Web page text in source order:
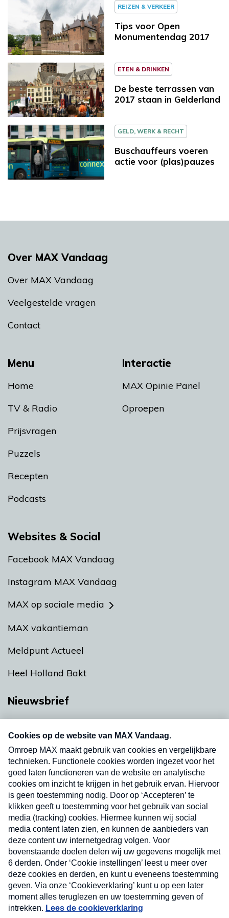
REIZEN & VERKEER
Tips voor Open
Monumentendag 2017
ETEN & DRINKEN
De beste terrassen van
2017 staan in Gelderland
GELD, WERK & RECHT
Buschauffeurs voeren
actie voor (plas)pauzes
Menu
Home
TV & Radio
Prijsvragen
Puzzels
Recepten
Podcasts
Interactie
MAX Opinie Panel
Oproepen
Over MAX Vandaag
Over MAX Vandaag
Veelgestelde vragen
Contact
Websites & Social
Facebook MAX Vandaag
Instagram MAX Vandaag
MAX op sociale media
MAX vakantieman
Meldpunt Actueel
Heel Holland Bakt
Nieuwsbrief
Neem hier een gratis abonnement op onze
nieuwsbrief. Elke vrijdag- en dinsdagochtend in
uw mailbox.
Verzend
Nieuwsbrief
Neem hier een gratis abonnement op onze
nieuwsbrief. Elke vrijdag- en dinsdagochtend in uw